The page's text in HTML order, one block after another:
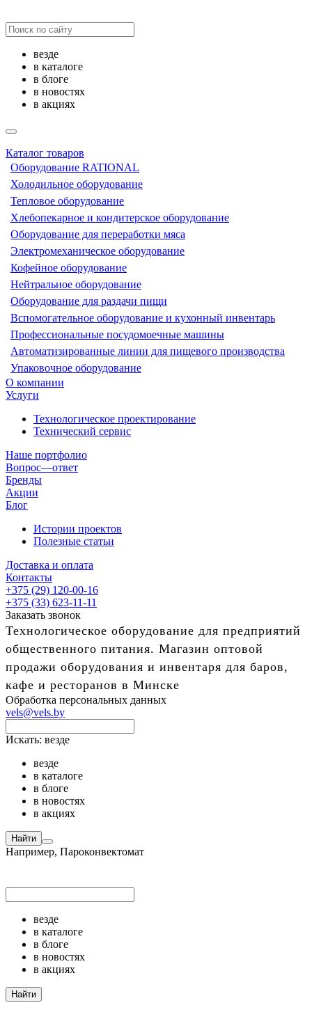
везде
в каталоге
в блоге
в новостях
в акциях
Каталог товаров
Оборудование RATIONAL
Холодильное оборудование
Тепловое оборудование
Хлебопекарное и кондитерское оборудование
Оборудование для переработки мяса
Электромеханическое оборудование
Кофейное оборудование
Нейтральное оборудование
Оборудование для раздачи пищи
Вспомогательное оборудование и кухонный инвентарь
Профессиональные посудомоечные машины
Автоматизированные линии для пищевого производства
Упаковочное оборудование
О компании
Услуги
Технологическое проектирование
Технический сервис
Наше портфолио
Вопрос—ответ
Бренды
Акции
Блог
Истории проектов
Полезные статьи
Доставка и оплата
Контакты
+375 (29) 120-00-16
+375 (33) 623-11-11
Заказать звонок
Технологическое оборудование для предприятий
общественного питания. Магазин оптовой
продажи оборудования и инвентаря для баров,
кафе и ресторанов в Минске
Обработка персональных данных
vels@vels.by
Искать: везде
везде
в каталоге
в блоге
в новостях
в акциях
Найти
Например, Пароконвектомат
везде
в каталоге
в блоге
в новостях
в акциях
Найти